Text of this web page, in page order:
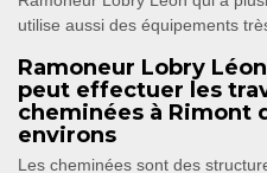
utilise aussi des équipements
Ramoneur Lobry
peut effectuer les
cheminées à Rimont
environs
Les cheminées sont des